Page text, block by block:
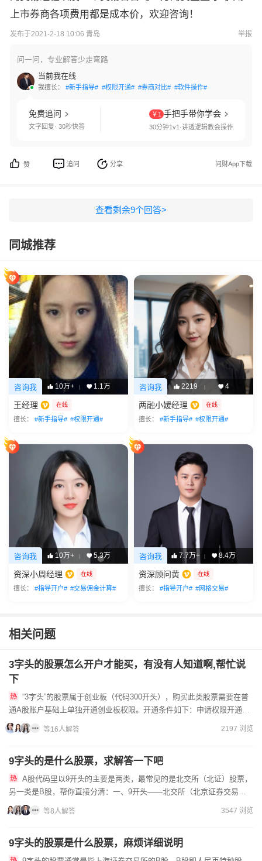
上市券商各项费用都是成本价，欢迎咨询！
发布于2021-2-18 10:06 青岛 举报
问一问，专业解答少走弯路
当前我在线
我擅长： #新手指导# #权限开通# #券商对比# #软件操作#
免费追问
文字回复· 30秒快答
￥1 手把手带你学会
30分钟1v1·讲透逻辑教会操作
赞 追问 分享 问财App下载
查看剩余9个回答>
同城推荐
咨询我 10万+ | 1.1万
王经理 在线
擅长： #新手指导# #权限开通#
咨询我 2219 | 4
两融小嫒经理 在线
擅长： #新手指导# #权限开通#
咨询我 10万+ | 5.3万
资深小周经理 在线
擅长： #指导开户# #交易佣金计算#
咨询我 7.7万+ | 8.4万
资深顾问黄 在线
擅长： #指导开户# #网格交易#
相关问题
3字头的股票怎么开户才能买，有没有人知道啊,帮忙说
下
通A股账户基础上单独开通创业板权限。开通条件如下：申请权限开通前
20个交易日，证券账户及资金账户内的日均资产不低于10...
等16人解答 2197 浏览
9字头的是什么股票，求解答一下吧
另一类是B股，帮你直接分清：一、9开头——北交所（北京证券交易
所）股票（最常见）目前北交所上市公司逐步统一使用92开头（多...
等8人解答 3547 浏览
9字头的股票是什么股票，麻烦详细说明